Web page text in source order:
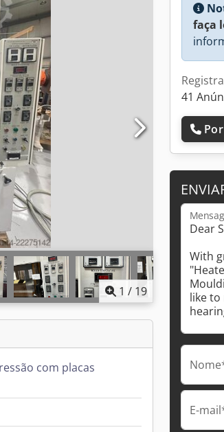
1 / 19
com placas
faça
41
E-